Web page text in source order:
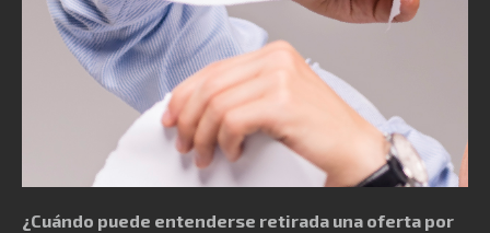
¿Cuándo puede entenderse retirada una oferta por